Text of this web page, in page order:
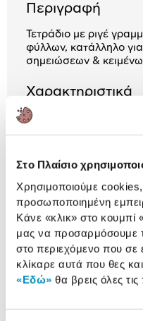
Στο Πλαίσιο
Χρησιμοποιούμε
προσωποποιημένη
Κάνε «κλικ» στο κουμπί
μας να προσαρμόσουμε
στο περιεχόμενο που σε
κλίκαρε αυτά που θες
«Εδώ» θα βρεις όλες
Περιγραφή
Τετράδιο με ριγέ
φύλλων, κατάλληλο
σημειώσεων &
Χαρακτηριστικά
Αναλυτική
παρουσίαση
Αναλυτική παρουσίαση
Προδιαγραφές